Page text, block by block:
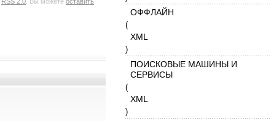
ОФФЛАЙН
(
XML
)
ПОИСКОВЫЕ МАШИНЫ И
СЕРВИСЫ
(
XML
)